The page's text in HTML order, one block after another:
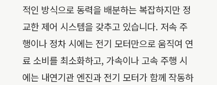
적인 방식으로 동력을 배분하는 복잡하지만 정
교한 제어 시스템을 갖추고 있습니다. 저속 주
행이나 정차 시에는 전기 모터만으로 움직여 연
료 소비를 최소화하고, 가속이나 고속 주행 시
에는 내연기관 엔진과 전기 모터가 함께 작동하